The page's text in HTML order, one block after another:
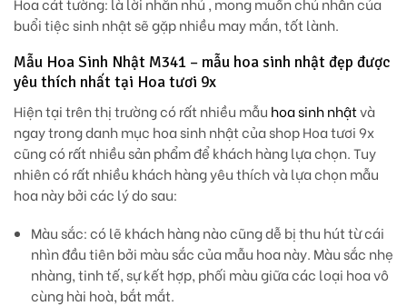
Hoa cát tường: là lời nhắn nhủ , mong muốn chủ nhân của
buổi tiệc sinh nhật sẽ gặp nhiều may mắn, tốt lành.
Mẫu Hoa Sinh Nhật M341 – mẫu hoa sinh nhật đẹp được
yêu thích nhất tại Hoa tươi 9x
Hiện tại trên thị trường có rất nhiều mẫu hoa sinh nhậtvà
ngay trong danh mục hoa sinh nhật của shop Hoa tươi 9x
cũng có rất nhiều sản phẩm để khách hàng lựa chọn. Tuy
nhiên có rất nhiều khách hàng yêu thích và lựa chọn mẫu
hoa này bởi các lý do sau:
Màu sắc:có lẽ khách hàng nào cũng dễ bị thu hút từ cái
nhìn đầu tiên bởi màu sắc của mẫu hoa này. Màu sắc nhẹ
nhàng, tinh tế, sự kết hợp, phối màu giữa các loại hoa vô
cùng hài hoà, bắt mắt.